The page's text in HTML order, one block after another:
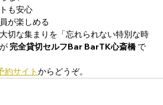
も安心
が楽しめる
切な集まりを「忘れられない特別な時
完全貸切セルフBar BarTK心斎橋 で
約サイトからどうぞ。